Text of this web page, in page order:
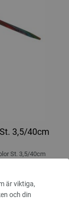
är viktiga,
och din
3,5/40cm
St. 3,5/40cm